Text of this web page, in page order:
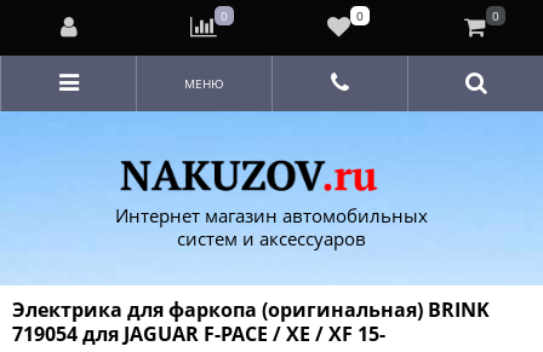
Интернет магазин автомобильных
систем и аксессуаров
МЕНЮ
Электрика для фаркопа (оригинальная) BRINK
719054 для JAGUAR F-PACE / XE / XF 15-
0 0 0